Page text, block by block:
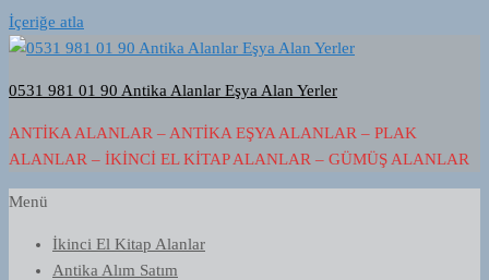
İçeriğe atla
0531 981 01 90 Antika Alanlar Eşya Alan Yerler
ANTIKA ALANLAR – ANTIKA EŞYA ALANLAR – PLAK
ALANLAR – İKINCI EL KITAP ALANLAR – GÜMÜŞ ALANLAR
Menü
İkinci El Kitap Alanlar
Antika Alım Satım